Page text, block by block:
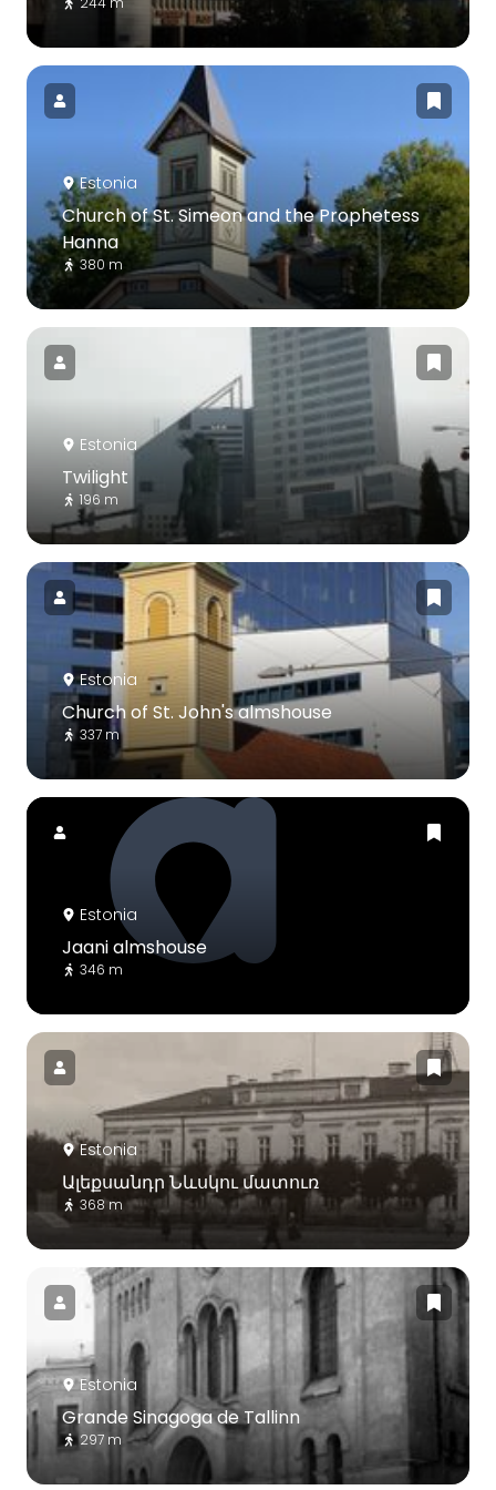
Estonia
Church of St. Simeon and the Prophetess
Hanna
380 m
Estonia
Twilight
196 m
Estonia
Church of St. John's almshouse
337 m
Estonia
Jaani almshouse
346 m
Estonia
Ալեքսանդր Նևսկու մատուռ
368 m
Estonia
Grande Sinagoga de Tallinn
297 m